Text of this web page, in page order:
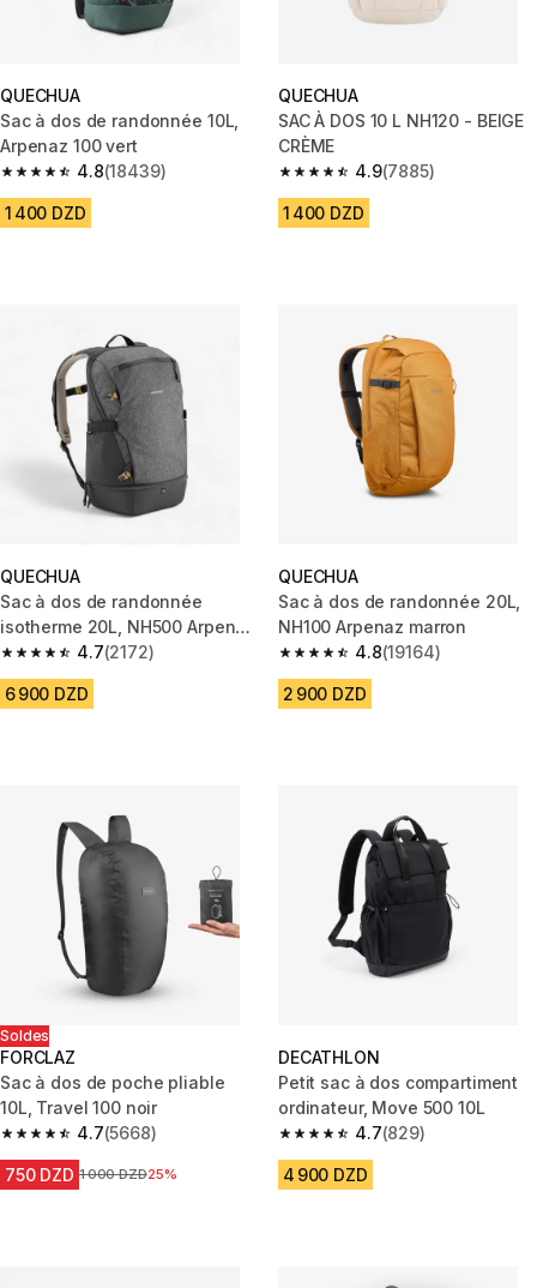
QUECHUA
Sac à dos de randonnée 10L,
Arpenaz 100 vert
4.8
4.8 out of 5 stars from 18439 reviews
(18439)
1 400 DZD
QUECHUA
SAC À DOS 10 L NH120 - BEIGE
CRÈME
4.9
4.9 out of 5 stars from 7885
(7885)
1 400 DZD
QUECHUA
Sac à dos de randonnée
isotherme 20L, NH500 Arpenaz
Ice gris
4.7
4.7 out of 5 stars from 2172 reviews
(2172)
6 900 DZD
QUECHUA
Sac à dos de randonnée 20L,
NH100 Arpenaz marron
4.8
4.8 out of 5 stars from 19164
(19164)
2 900 DZD
Soldes
FORCLAZ
Sac à dos de poche pliable
10L, Travel 100 noir
4.7
4.7 out of 5 stars from 5668 reviews
(5668)
750 DZD Prix avant la réduction
1 000 DZD25%
DECATHLON
Petit sac à dos compartiment
ordinateur, Move 500 10L
4.7
4.7 out of 5 stars from 829
(829)
4 900 DZD